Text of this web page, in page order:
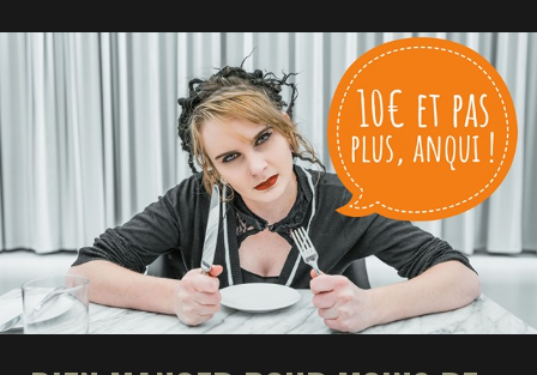
à moins de 30mn
A moins d’une
heure
mérite le trajet
Idées week-end
Week-end à l’étranger
pour moins de 100€
Balades à vélo
Trips sans voiture